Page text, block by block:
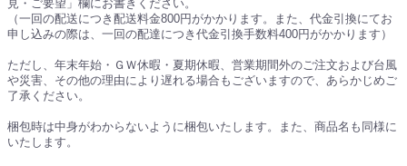
見・ご要望」欄にお書きください。
（一回の配送につき配送料金800円がかかります。また、代金引換にてお
申し込みの際は、一回の配達につき代金引換手数料400円がかかります）
ただし、年末年始・ＧＷ休暇・夏期休暇、営業期間外のご注文および台風
や災害、その他の理由により遅れる場合もございますので、あらかじめご
了承ください。
梱包時は中身がわからないように梱包いたします。また、商品名も同様に
いたします。